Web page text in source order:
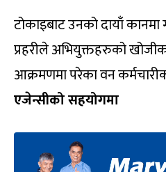
टोकाइबाट उनको दायाँ कानमा
प्रहरीले अभियुक्तहरुको
आक्रमणमा परेका वन
एजेन्सीको सहयोगमा